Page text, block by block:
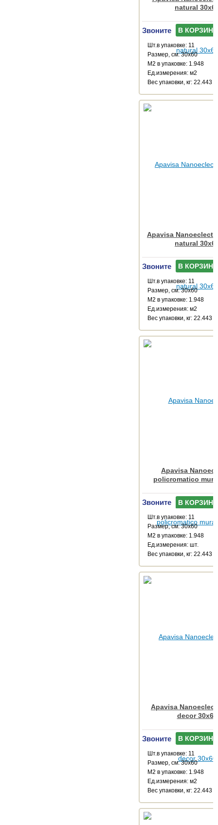
natural
Звоните В КОРЗИНУ
Шт.в упаковке: 11
Размер, см: 30x60
М2 в упаковке: 1.948
Ед.измерения: м2
Веc упаковки, кг: 22.443
Apavisa
natural
Звоните В КОРЗИНУ
Шт.в упаковке: 11
Размер, см: 30x60
М2 в упаковке: 1.948
Ед.измерения: м2
Веc упаковки, кг: 22.443
Apavisa
policromatico
Звоните В КОРЗИНУ
Шт.в упаковке: 11
Размер, см: 30x60
М2 в упаковке: 1.948
Ед.измерения: шт.
Веc упаковки, кг: 22.443
Apavisa
decor 30x60
Звоните В КОРЗИНУ
Шт.в упаковке: 11
Размер, см: 30x60
М2 в упаковке: 1.948
Ед.измерения: м2
Веc упаковки, кг: 22.443